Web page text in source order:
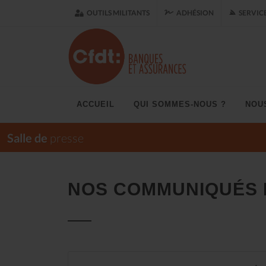
OUTILS MILITANTS ADHÉSION
ACCUEIL QUI SOMMES-NOUS ?
Salle de presse
NOS COMMUNIQUÉS